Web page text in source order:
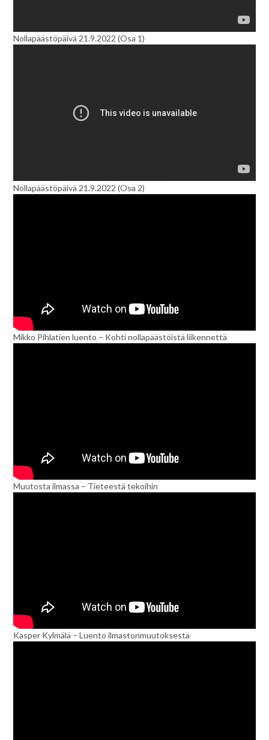
Nollapäästöpäivä 21.9.2022 (Osa 1)
Nollapäästöpäivä 21.9.2022 (Osa 2)
Mikko Pihlatien luento – Kohti nollapäästöistä liikennettä
Muutosta ilmassa – Tieteestä tekoihin
Kasper Kylmälä – Luento ilmastonmuutoksesta